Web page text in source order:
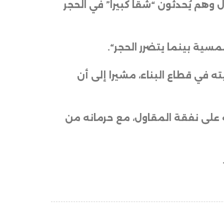
يُحدثون “شقاً كبيراً” في الحجر
بينما يتضرر الحجر“.
في قطاع البناء، مشيرا إلى أن
متعهدا “باستبداله على نفقة المقاول، مع حرمانه من